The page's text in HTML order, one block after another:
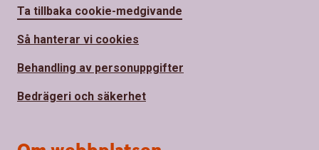
Ta tillbaka cookie-medgivande
Så hanterar vi cookies
Behandling av personuppgifter
Bedrägeri och säkerhet